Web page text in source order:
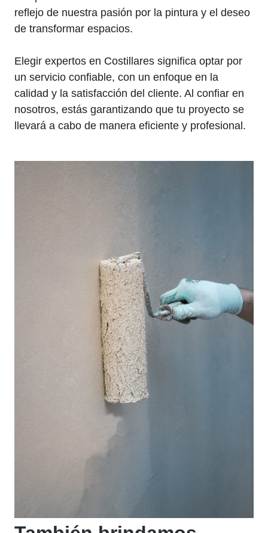
reflejo de nuestra pasión por la pintura y el deseo
de transformar espacios.
Elegir expertos en Costillares significa optar por
un servicio confiable, con un enfoque en la
calidad y la satisfacción del cliente. Al confiar en
nosotros, estás garantizando que tu proyecto se
llevará a cabo de manera eficiente y profesional.